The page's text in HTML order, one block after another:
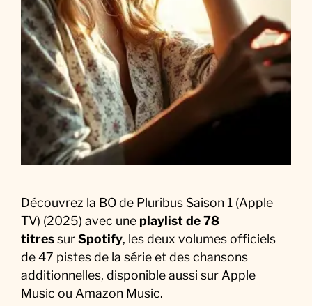
r
c
k
Découvrez la BO de Pluribus Saison 1 (Apple
TV) (2025) avec une playlist de 78
titressurSpotify, les deux volumes officiels
de 47 pistes de la série et des chansons
additionnelles, disponible aussi sur Apple
Music ou Amazon Music.